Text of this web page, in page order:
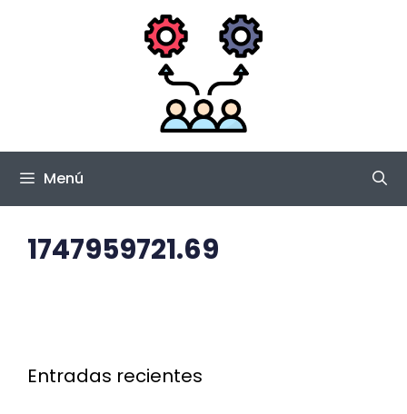
Menú
1747959721.69
Entradas recientes